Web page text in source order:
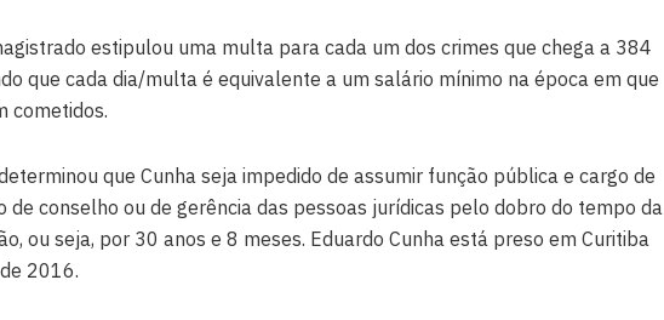
estipulou uma multa para cada um dos crimes que chega a 384
que cada dia/multa é equivalente a um salário mínimo na época em que
cometidos.
que Cunha seja impedido de assumir função pública e cargo de
de conselho ou de gerência das pessoas jurídicas pelo dobro do tempo da
ou seja, por 30 anos e 8 meses. Eduardo Cunha está preso em Curitiba
2016.